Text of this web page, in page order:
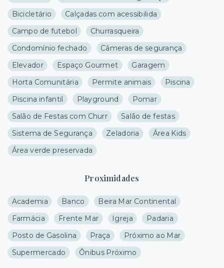
Bicicletário
Calçadas com acessibilida
Campo de futebol
Churrasqueira
Condomínio fechado
Câmeras de segurança
Elevador
Espaço Gourmet
Garagem
Horta Comunitária
Permite animais
Piscina
Piscina infantil
Playground
Pomar
Salão de Festas com Churr
Salão de festas
Sistema de Segurança
Zeladoria
Área Kids
Área verde preservada
Proximidades
Academia Banco
Beira Mar Continental
Farmácia
Frente Mar Igreja
Padaria
Posto de Gasolina
Praça
Próximo ao Mar
Supermercado
Ônibus Próximo